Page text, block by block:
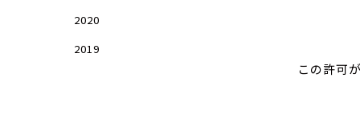
この許可
2020
2019